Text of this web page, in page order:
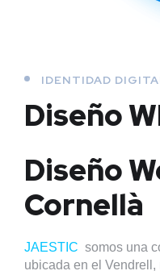
IDENTIDAD
Diseño
Diseño
Cornellà
JAESTIC somos una
ubicada en el